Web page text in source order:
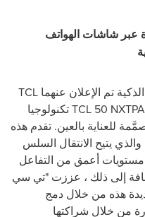
عبر شاشات الهواتف
تم الإعلان عنهما TCL
TCL 50تكنولوجيا
للعناية بالعين. تقدم هذه
والذي يتيح الانتقال السلس
أعمق من التفاعل
إلى ذلك ، عززت "تي سي
هذه من خلال دمج
من خلال شراكتها